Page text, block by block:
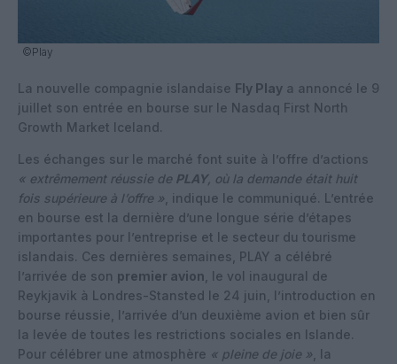
©Play
La nouvelle compagnie islandaise Fly Play a annoncé le 9
juillet son entrée en bourse sur le Nasdaq First North
Growth Market Iceland.
Les échanges sur le marché font suite à l’offre d’actions
« extrêmement réussie de PLAY, où la demande était huit
fois supérieure à l’offre » , indique le communiqué. L’entrée
en bourse est la dernière d’une longue série d’étapes
importantes pour l’entreprise et le secteur du tourisme
islandais. Ces dernières semaines, PLAY a célébré
l’arrivée de son premier avion , le vol inaugural de
Reykjavik à Londres-Stansted le 24 juin, l’introduction en
bourse réussie, l’arrivée d’un deuxième avion et bien sûr
la levée de toutes les restrictions sociales en Islande.
Pour célébrer une atmosphère « pleine de joie » , la